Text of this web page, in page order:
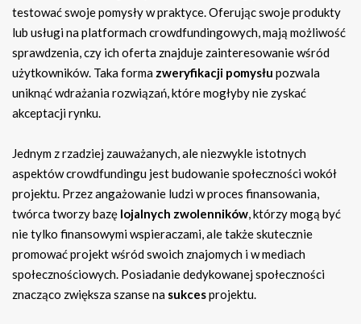
testować swoje pomysły w praktyce. Oferując swoje produkty
lub usługi na platformach crowdfundingowych, mają możliwość
sprawdzenia, czy ich oferta znajduje zainteresowanie wśród
użytkowników. Taka forma zweryfikacji pomysłu pozwala
uniknąć wdrażania rozwiązań, które mogłyby nie zyskać
akceptacji rynku.
Jednym z rzadziej zauważanych, ale niezwykle istotnych
aspektów crowdfundingu jest budowanie społeczności wokół
projektu. Przez angażowanie ludzi w proces finansowania,
twórca tworzy bazę lojalnych zwolenników , którzy mogą być
nie tylko finansowymi wspieraczami, ale także skutecznie
promować projekt wśród swoich znajomych i w mediach
społecznościowych. Posiadanie dedykowanej społeczności
znacząco zwiększa szanse na sukcesprojektu.